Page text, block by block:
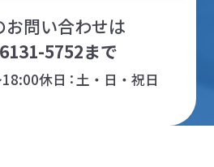
お問い合わせは
5752まで
休日 土・日・祝日